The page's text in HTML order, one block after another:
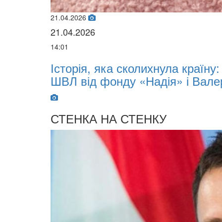
сколихнула країну: 10-місячний
«Надія» і Валерія Дубіля
СТЕНКА НА СТЕНКУ